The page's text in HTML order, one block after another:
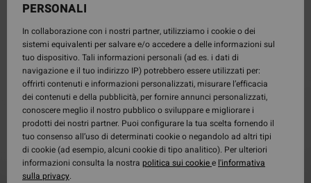
PERSONALI
In collaborazione con i nostri partner, utilizziamo i cookie o dei
sistemi equivalenti per salvare e/o accedere a delle informazioni sul
tuo dispositivo. Tali informazioni personali (ad es. i dati di
navigazione e il tuo indirizzo IP) potrebbero essere utilizzati per:
offrirti contenuti e informazioni personalizzati, misurare l’efficacia
dei contenuti e della pubblicità, per fornire annunci personalizzati,
conoscere meglio il nostro pubblico o sviluppare e migliorare i
prodotti dei nostri partner. Puoi configurare la tua scelta fornendo il
tuo consenso all’uso di determinati cookie o negandolo ad altri tipi
di cookie (ad esempio, alcuni cookie di tipo analitico). Per ulteriori
informazioni consulta la nostra politica sui cookiee l'informativa
sulla privacy.